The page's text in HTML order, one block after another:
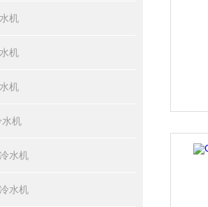
机
机
机
水机
水机
水机